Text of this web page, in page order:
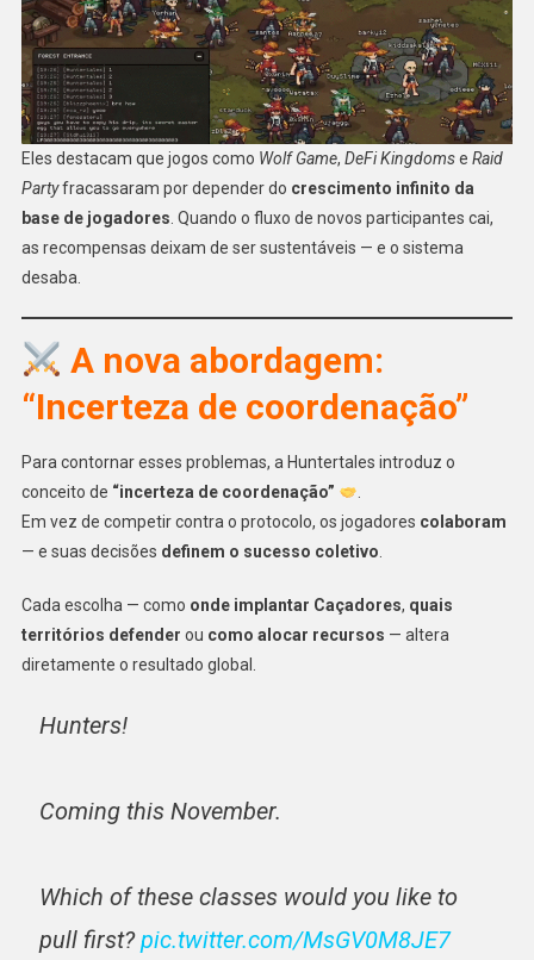
Eles destacam que jogos como Wolf Game, DeFi Kingdomse Raid
Partyfracassaram por depender do crescimento infinito da
base de jogadores. Quando o fluxo de novos participantes cai,
as recompensas deixam de ser sustentáveis — e o sistema
desaba.
A nova abordagem:
“Incerteza de coordenação”
Para contornar esses problemas, a Huntertales introduz o
conceito de “incerteza de coordenação”
.
Em vez de competir contra o protocolo, os jogadores colaboram
— e suas decisões definem o sucesso coletivo.
Cada escolha — como onde implantar Caçadores, quais
territórios defender ou como alocar recursos — altera
diretamente o resultado global.
Hunters!
Coming this November.
Which of these classes would you like to
pull first?pic.twitter.com/MsGV0M8JE7